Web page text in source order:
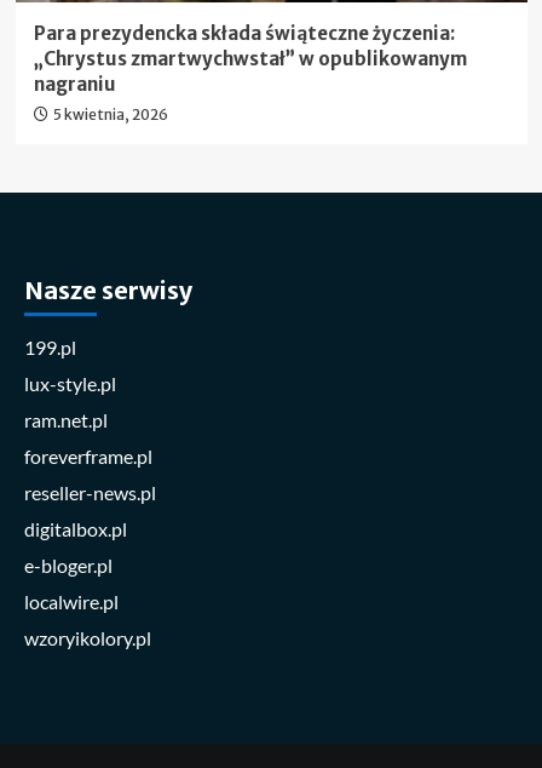
Para prezydencka składa świąteczne życzenia:
„Chrystus zmartwychwstał” w opublikowanym
nagraniu
5 kwietnia, 2026
Nasze serwisy
199.pl
lux-style.pl
ram.net.pl
foreverframe.pl
reseller-news.pl
digitalbox.pl
e-bloger.pl
localwire.pl
wzoryikolory.pl